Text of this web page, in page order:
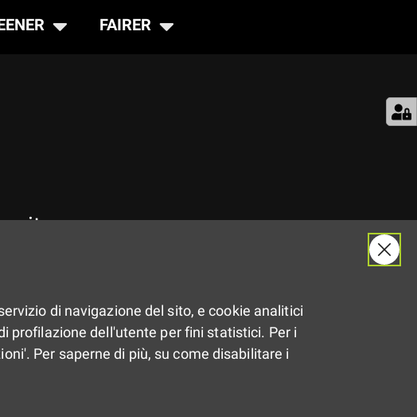
FAIRER
di navigazione del sito, e cookie analitici
profilazione dell'utente per fini statistici. Per i
Per saperne di più, su come disabilitare i